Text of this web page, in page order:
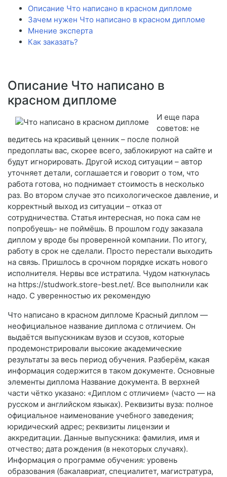
Описание Что написано в красном дипломе
Зачем нужен Что написано в красном дипломе
Мнение эксперта
Как заказать?
Описание Что написано в
красном дипломе
И еще пара
советов: не
ведитесь на красивый ценник – после полной
предоплаты вас, скорее всего, заблокируют на сайте и
будут игнорировать. Другой исход ситуации – автор
уточняет детали, соглашается и говорит о том, что
работа готова, но поднимает стоимость в несколько
раз. Во втором случае это психологическое давление, и
корректный выход из ситуации – отказ от
сотрудничества. Статья интересная, но пока сам не
попробуешь- не поймёшь. В прошлом году заказала
диплом у вроде бы проверенной компании. По итогу,
работу в срок не сделали. Просто перестали выходить
на связь. Пришлось в срочном порядке искать нового
исполнителя. Нервы все истратила. Чудом наткнулась
на https://studwork.store-best.net/. Все выполнили как
надо. С уверенностью их рекомендую
Что написано в красном дипломе Красный диплом —
неофициальное название диплома с отличием. Он
выдаётся выпускникам вузов и ссузов, которые
продемонстрировали высокие академические
результаты за весь период обучения. Разберём, какая
информация содержится в таком документе. Основные
элементы диплома Название документа. В верхней
части чётко указано: «Диплом с отличием» (часто — на
русском и английском языках). Реквизиты вуза: полное
официальное наименование учебного заведения;
юридический адрес; реквизиты лицензии и
аккредитации. Данные выпускника: фамилия, имя и
отчество; дата рождения (в некоторых случаях).
Информация о программе обучения: уровень
образования (бакалавриат, специалитет, магистратура,